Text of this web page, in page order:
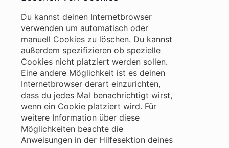
Du kannst deinen Internetbrowser
verwenden um automatisch oder
manuell Cookies zu löschen. Du kannst
außerdem spezifizieren ob spezielle
Cookies nicht platziert werden sollen.
Eine andere Möglichkeit ist es deinen
Internetbrowser derart einzurichten,
dass du jedes Mal benachrichtigt wirst,
wenn ein Cookie platziert wird. Für
weitere Information über diese
Möglichkeiten beachte die
Anweisungen in der Hilfesektion deines